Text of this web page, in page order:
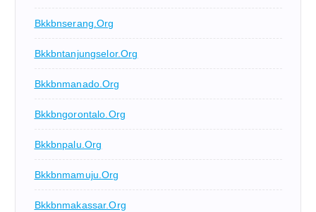
Bkkbnserang.org
Bkkbntanjungselor.org
Bkkbnmanado.org
Bkkbngorontalo.org
Bkkbnpalu.org
Bkkbnmamuju.org
Bkkbnmakassar.org